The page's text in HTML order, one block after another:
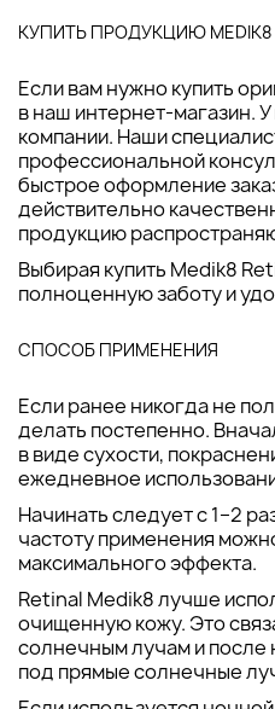
КУПИТЬ ПРОДУКЦИЮ
Если вам нужно купить
в наш интернет-магазин.
компании. Наши
профессиональной
быстрое оформление
действительно
продукцию
Выбирая купить Medik8
полноценную заботу и
СПОСОБ ПРИМЕНЕНИЯ
Если ранее никогда не
делать постепенно.
в виде сухости,
ежедневное
Начинать следует с 1–2
частоту применения
максимального эффекта.
Retinal Medik8 лучше
очищенную кожу. Это
солнечным лучам и после
под прямые солнечные